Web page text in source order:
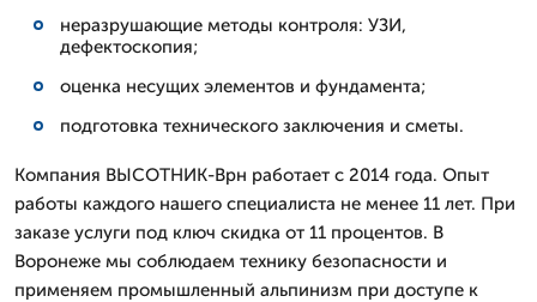
неразрушающие методы контроля: УЗИ,
дефектоскопия;
оценка несущих элементов и фундамента;
подготовка технического заключения и сметы.
Компания ВЫСОТНИК-Врн работает с 2014 года. Опыт
работы каждого нашего специалиста не менее 11 лет. При
заказе услуги под ключ скидка от 11 процентов. В
Воронеже мы соблюдаем технику безопасности и
применяем промышленный альпинизм при доступе к